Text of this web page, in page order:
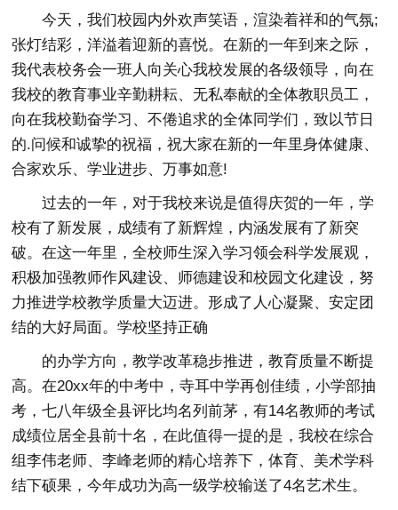
今天，我们校园内外欢声笑语，渲染着祥和的气氛;
张灯结彩，洋溢着迎新的喜悦。在新的一年到来之际，
我代表校务会一班人向关心我校发展的各级领导，向在
我校的教育事业辛勤耕耘、无私奉献的全体教职员工，
向在我校勤奋学习、不倦追求的全体同学们，致以节日
的.问候和诚挚的祝福，祝大家在新的一年里身体健康、
合家欢乐、学业进步、万事如意!
过去的一年，对于我校来说是值得庆贺的一年，学
校有了新发展，成绩有了新辉煌，内涵发展有了新突
破。在这一年里，全校师生深入学习领会科学发展观，
积极加强教师作风建设、师德建设和校园文化建设，努
力推进学校教学质量大迈进。形成了人心凝聚、安定团
结的大好局面。学校坚持正确
的办学方向，教学改革稳步推进，教育质量不断提
高。在20xx年的中考中，寺耳中学再创佳绩，小学部抽
考，七八年级全县评比均名列前茅，有14名教师的考试
成绩位居全县前十名，在此值得一提的是，我校在综合
组李伟老师、李峰老师的精心培养下，体育、美术学科
结下硕果，今年成功为高一级学校输送了4名艺术生。